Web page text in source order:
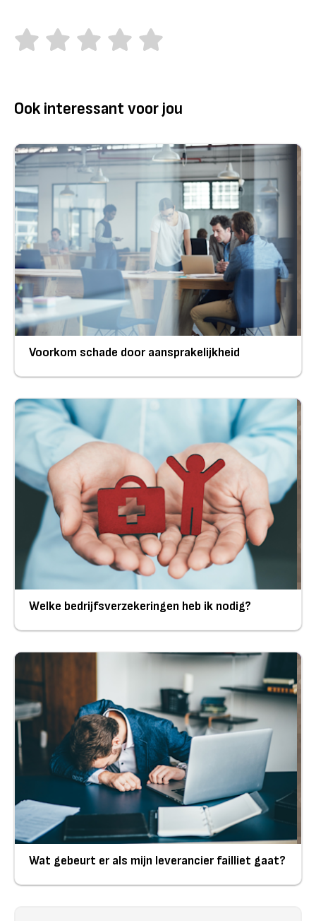
Ook interessant voor jou
Voorkom schade door aansprakelijkheid
Welke bedrijfsverzekeringen heb ik nodig?
Wat gebeurt er als mijn leverancier failliet gaat?